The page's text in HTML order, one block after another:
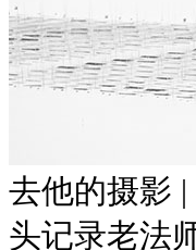
去他的摄影
头记录老法